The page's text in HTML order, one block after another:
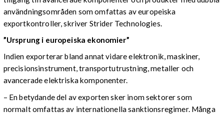
användningsområden som omfattas av europeiska
exportkontroller, skriver Strider Technologies.
”Ursprung i europeiska ekonomier”
Indien exporterar bland annat vidare elektronik, maskiner,
precisionsinstrument, transportutrustning, metaller och
avancerade elektriska komponenter.
– En betydande del av exporten sker inom sektorer som
normalt omfattas av internationella sanktionsregimer. Många